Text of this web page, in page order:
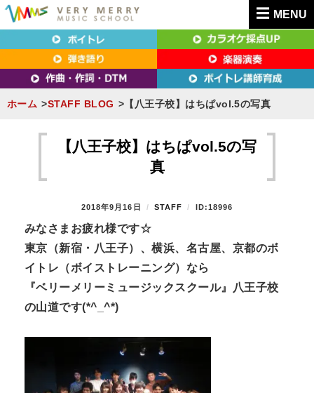
MENU
東京（新宿・八王子）・横浜・名古屋・京都で
「本気」になれるボイトレ教室｜VERY MERRY
MUSIC SCHOOL（ベリーメリー）
東京（新宿・八王子）・横浜・名古屋・京都で「本気」になれるボイトレ教室｜
VERY MERRY MUSIC SCHOOL（ベリーメリー）
ホーム STAFF BLOG 【八王子校】はちぱvol.5の写真
【八王子校】はちぱvol.5の写
真
P
S
T
D
O
2018年9月16日
B
STAFF ID:18996
みなさまお疲れ様です☆
東京（新宿・八王子）、横浜、名古屋、京都のボ
イトレ（ボイストレーニング）なら
『ベリーメリーミュージックスクール』八王子校
の山道です(*^_^*)